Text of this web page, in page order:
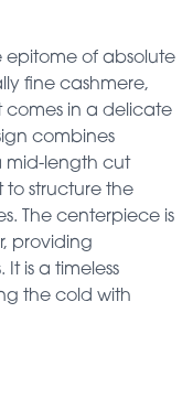
epitome of absolute
fine cashmere,
comes in a delicate
combines
mid-length cut
to structure the
The centerpiece is
providing
is a timeless
the cold with